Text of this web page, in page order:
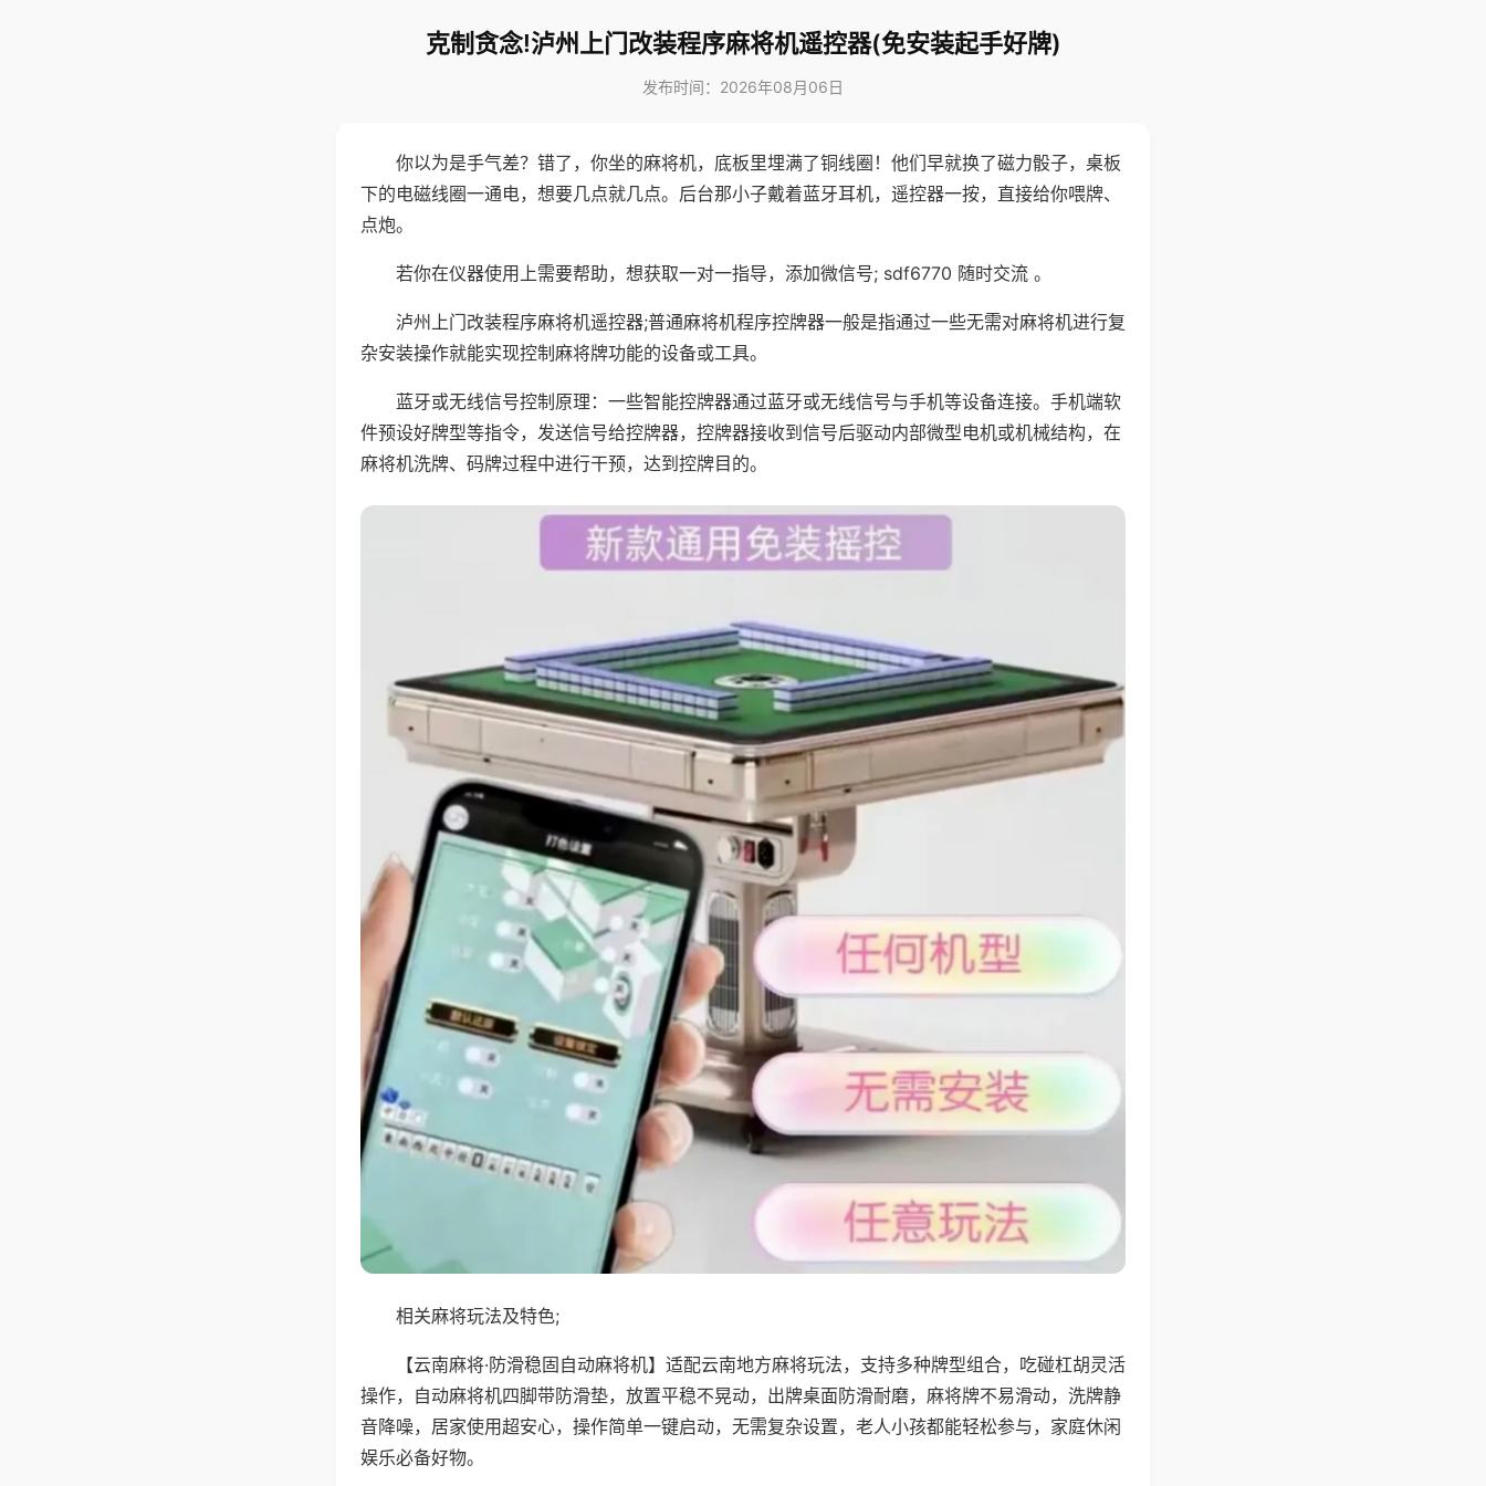
克制贪念!泸州上门改装程序麻将机遥控器(免安装起手好牌)
发布时间：2026年08月06日
你以为是手气差？错了，你坐的麻将机，底板里埋满了铜线圈！他们早就换了磁力骰子，桌板
下的电磁线圈一通电，想要几点就几点。后台那小子戴着蓝牙耳机，遥控器一按，直接给你喂牌、
点炮。
若你在仪器使用上需要帮助，想获取一对一指导，添加微信号; sdf6770 随时交流 。
泸州上门改装程序麻将机遥控器;普通麻将机程序控牌器一般是指通过一些无需对麻将机进行复
杂安装操作就能实现控制麻将牌功能的设备或工具。
蓝牙或无线信号控制原理：一些智能控牌器通过蓝牙或无线信号与手机等设备连接。手机端软
件预设好牌型等指令，发送信号给控牌器，控牌器接收到信号后驱动内部微型电机或机械结构，在
麻将机洗牌、码牌过程中进行干预，达到控牌目的。
相关麻将玩法及特色;
【云南麻将·防滑稳固自动麻将机】适配云南地方麻将玩法，支持多种牌型组合，吃碰杠胡灵活
操作，自动麻将机四脚带防滑垫，放置平稳不晃动，出牌桌面防滑耐磨，麻将牌不易滑动，洗牌静
音降噪，居家使用超安心，操作简单一键启动，无需复杂设置，老人小孩都能轻松参与，家庭休闲
娱乐必备好物。